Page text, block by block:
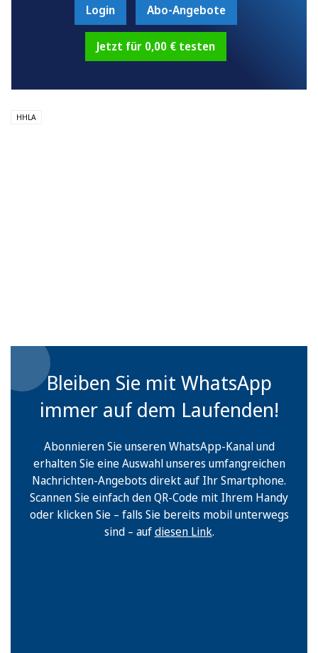
Login Abo-Angebote
Jetzt für 0,00 € testen
HHLA
Bleiben Sie mit WhatsApp
immer auf dem Laufenden!
Abonnieren Sie unseren WhatsApp-Kanal und
erhalten Sie eine Auswahl unseres umfangreichen
Nachrichten-Angebots direkt auf Ihr Smartphone.
Scannen Sie einfach den QR-Code mit Ihrem Handy
oder klicken Sie – falls Sie bereits mobil unterwegs
sind – aufdiesen Link.